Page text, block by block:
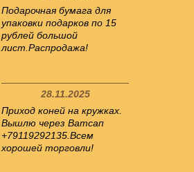
Подарочная бумага для
упаковки подарков по 15
рублей большой
лист.Распродажа!
28.11.2025
Приход коней на кружках.
Вышлю через Ватсап
+79119292135.Всем
хорошей торговли!